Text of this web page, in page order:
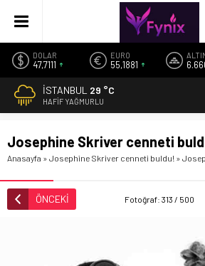
DOLAR
47,7111
EURO
55,1881
İSTANBUL 29 °C
HAFIF YAĞMURLU
Josephine Skriver cenneti
Anasayfa » Josephine Skriver cenneti buldu! »
ÖNCEKİ Fotoğraf: 313 / 500